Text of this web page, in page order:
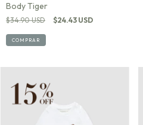
Body Tiger
$34.90 USD $24.43 USD
COMPRAR